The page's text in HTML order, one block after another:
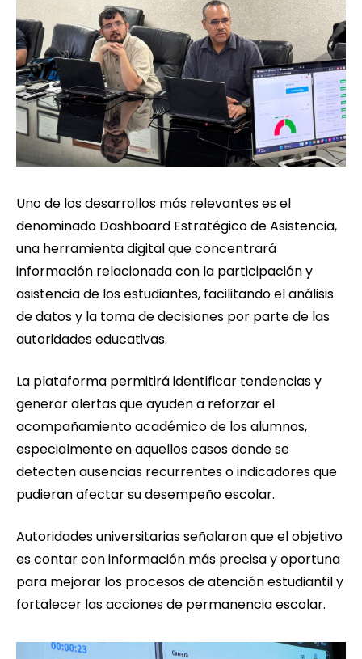
Uno de los desarrollos más relevantes es el
denominado Dashboard Estratégico de Asistencia,
una herramienta digital que concentrará
información relacionada con la participación y
asistencia de los estudiantes, facilitando el análisis
de datos y la toma de decisiones por parte de las
autoridades educativas.
La plataforma permitirá identificar tendencias y
generar alertas que ayuden a reforzar el
acompañamiento académico de los alumnos,
especialmente en aquellos casos donde se
detecten ausencias recurrentes o indicadores que
pudieran afectar su desempeño escolar.
Autoridades universitarias señalaron que el objetivo
es contar con información más precisa y oportuna
para mejorar los procesos de atención estudiantil y
fortalecer las acciones de permanencia escolar.